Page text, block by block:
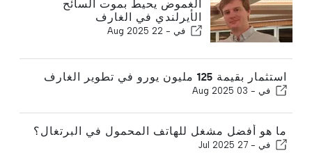
الغموض يحيط بموت السائح
الأيرلندي في الغارف
في - 22 Aug 2025
استثمار بقيمة 125 مليون يورو في تطوير الغارف
في - 03 Aug 2025
ما هو أفضل مشغل للهاتف المحمول في البرتغال؟
في - 27 Jul 2025